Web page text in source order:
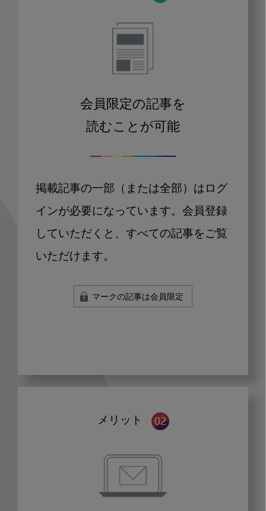
会員限定の記事を
読むことが可能
掲載記事の一部（または全部）はログ
インが必要になっています。会員登録
していただくと、すべての記事をご覧
いただけます。
マークの記事は会員限定
メリット